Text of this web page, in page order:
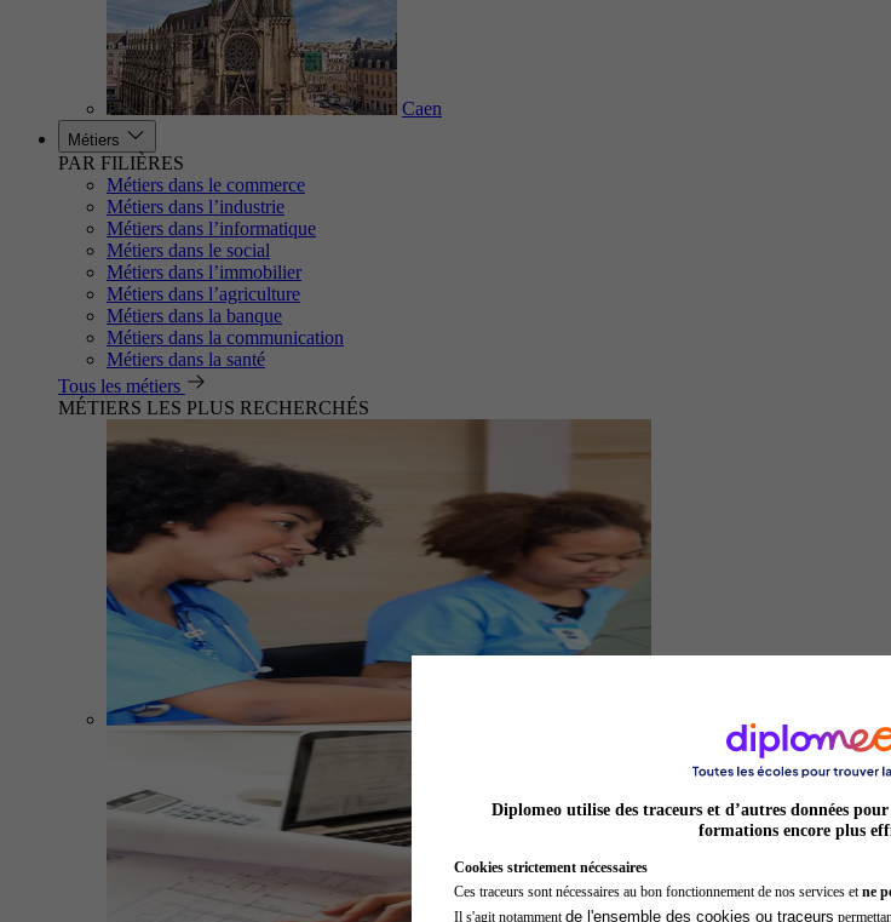
Caen
Métiers
PAR FILIÈRES
Métiers dans le commerce
Métiers dans l’industrie
Métiers dans l’informatique
Métiers dans le social
Métiers dans l’immobilier
Métiers dans l’agriculture
Métiers dans la banque
Métiers dans la communication
Métiers dans la santé
Tous les métiers
MÉTIERS LES PLUS RECHERCHÉS
Secrétaire médicale
Diplomeo utilise des traceurs et d’autres données
formations encore plus
Cookies strictement nécessaires
Ces traceurs sont nécessaires au bon fonctionnement de nos services et ne
Il s'agit notamment de l'ensemble des cookies ou traceurs